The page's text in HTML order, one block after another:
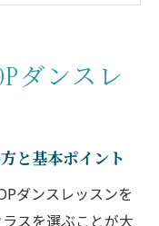
ダンスレッスン
ダンス体験
ダンスレ
と基本ポイント
ダンスレッスンを
スを選ぶことが大